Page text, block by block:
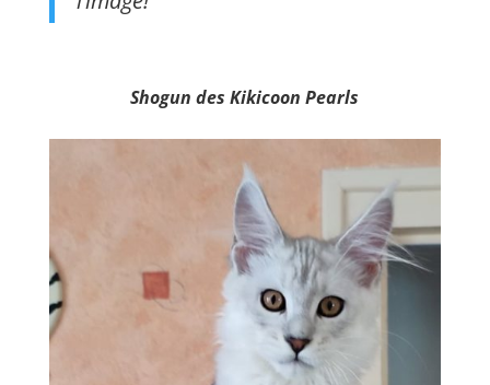
Shogun des Kikicoon Pearls